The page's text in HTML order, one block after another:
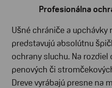
Profesionálna
Ušné chrániče a upchávky
predstavujú absolútnu
ochrany sluchu. Na rozdiel
penových či
Dreve vyrábajú presne na